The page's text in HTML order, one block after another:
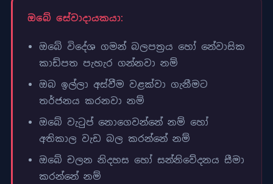
ඔබේ සේවාදායකයා:
ඔබේ විදේශ ගමන් බලපත්‍රය හෝ නේවාසික
කාඩ්පත පැහැර ගන්නවා නම්
ඔබ ඉල්ලා අස්වීම වළක්වා ගැනීමට
තර්ජනය කරනවා නම්
ඔබේ වැටුප් නොගෙවන්නේ නම් හෝ
අතිකාල වැඩ බල කරන්නේ නම්
ඔබේ චලන නිදහස හෝ සන්නිවේදනය සීමා
කරන්නේ නම්